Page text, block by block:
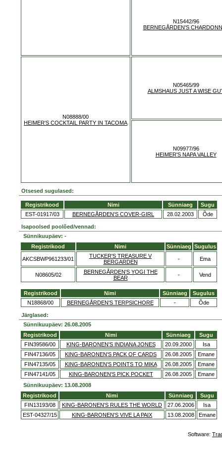
N15442/96
BERNEGÅRDEN'S
N08888/00
HEIMER'S COCKTAIL PARTY IN TACOMA
N05465/99
ALMSHAUS JUST A WISE
N09977/96
HEIMER'S NAPA VALLEY
Otsesed sugulased:
Registrikood Nimi Sünniaeg
Sugu
EST-01917/03
BERNEGÅRDEN'S COVER-GIRL 28.02.2003 Õde
Isapoolsed poolõed/vennad:
Sünnikuupäev: -
Registrikood
Nimi Sünniaeg Sugulus
AKCSBWP961233/01
TUCKER'S TREASURE V
BERGARDEN
- Ema
N08605/02
BERNEGÅRDEN'S YOGI THE
BEAR
- Vend
Registrikood Nimi Sünniaeg
Sugulus
N18868/00
BERNEGÅRDEN'S TERPSICHORE - Õde
Järglased:
Sünnikuupäev: 26.08.2005
Registrikood
Nimi Sünniaeg
Sugu
FIN39586/00
KING-BARONEN'S INDIANA JONES 20.09.2000
Isa
FIN47136/05
KING-BARONEN'S PACK OF CARDS 26.08.2005
Emane
FIN47135/05
KING-BARONEN'S POINTS TO MIKA 26.08.2005
Emane
FIN47141/05
KING-BARONEN'S PICK POCKET 26.08.2005
Emane
Sünnikuupäev: 13.08.2008
Registrikood
Nimi Sünniaeg
Sugu
FIN13193/08
KING-BARONEN'S RULES THE WORLD 27.06.2006
Isa
EST-04327/15
KING-BARONEN'S VIVE LA PAIX 13.08.2008 Emane
Software: